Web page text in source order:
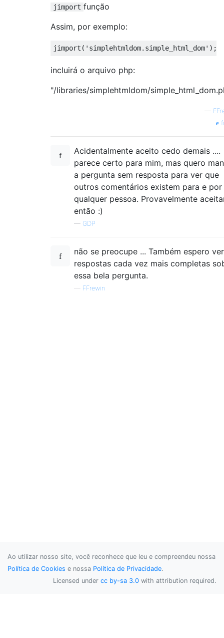
jimport função
Assim, por exemplo:
incluirá o arquivo php:
"/libraries/simplehtmldom/
—
Acidentalmente aceito cedo demais ....
parece certo para mim, mas quero
a pergunta sem resposta para ver que
outros comentários existem para e por
qualquer pessoa. Provavelmente
então :)
— GDP
não se preocupe ... Também espero ver
respostas cada vez mais completas
essa bela pergunta.
— FFrewin
Ao utilizar nosso site, você reconhece que leu e compreendeu nossa
Política de Cookies e nossa Política de Privacidade.
Licensed under cc by-sa 3.0 with attribution required.